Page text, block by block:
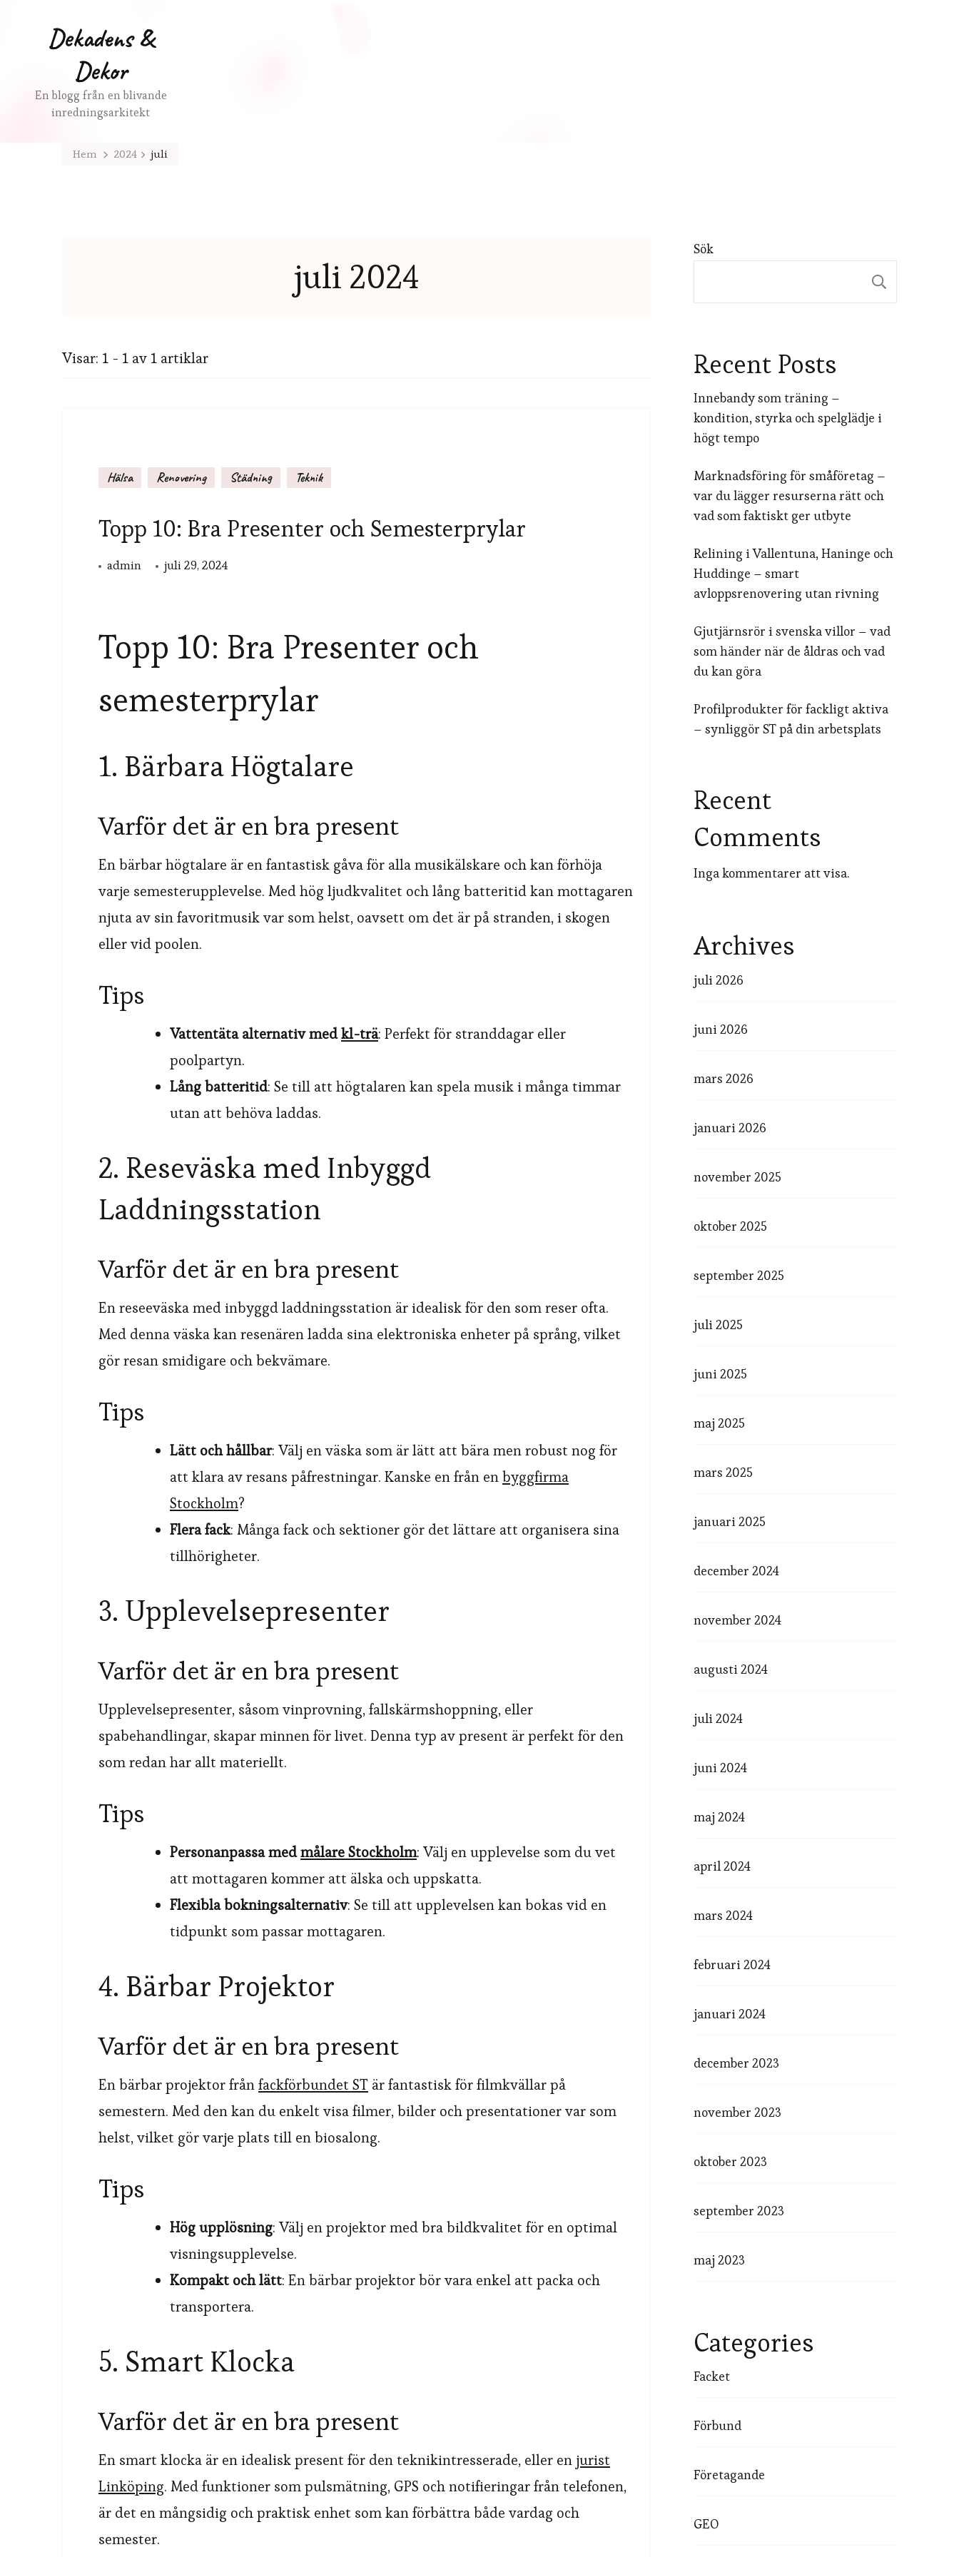
Dekadens &
Dekor
En blogg från en blivande
inredningsarkitekt
Hem 2024 juli
juli 2024
Visar: 1 - 1 av 1 artiklar
Hälsa Renovering Städning Teknik
Topp 10: Bra Presenter och Semesterprylar
admin juli 29, 2024
Topp 10: Bra Presenter och
semesterprylar
1. Bärbara Högtalare
Varför det är en bra present
En bärbar högtalare är en fantastisk gåva för alla musikälskare och kan förhöja
varje semesterupplevelse. Med hög ljudkvalitet och lång batteritid kan mottagaren
njuta av sin favoritmusik var som helst, oavsett om det är på stranden, i skogen
eller vid poolen.
Tips
Vattentäta alternativ medkl-trä: Perfekt för stranddagar eller
poolpartyn.
Lång batteritid: Se till att högtalaren kan spela musik i många timmar
utan att behöva laddas.
2. Reseväska med Inbyggd
Laddningsstation
Varför det är en bra present
En reseeväska med inbyggd laddningsstation är idealisk för den som reser ofta.
Med denna väska kan resenären ladda sina elektroniska enheter på språng, vilket
gör resan smidigare och bekvämare.
Tips
Lätt och hållbar: Välj en väska som är lätt att bära men robust nog för
att klara av resans påfrestningar. Kanske en från enbyggfirma
Stockholm?
Flera fack: Många fack och sektioner gör det lättare att organisera sina
tillhörigheter.
3. Upplevelsepresenter
Varför det är en bra present
Upplevelsepresenter, såsom vinprovning, fallskärmshoppning, eller
spabehandlingar, skapar minnen för livet. Denna typ av present är perfekt för den
som redan har allt materiellt.
Tips
Personanpassa medmålare Stockholm: Välj en upplevelse som du vet
att mottagaren kommer att älska och uppskatta.
Flexibla bokningsalternativ: Se till att upplevelsen kan bokas vid en
tidpunkt som passar mottagaren.
4. Bärbar Projektor
Varför det är en bra present
En bärbar projektor frånfackförbundet ST är fantastisk för filmkvällar på
semestern. Med den kan du enkelt visa filmer, bilder och presentationer var som
helst, vilket gör varje plats till en biosalong.
Tips
Hög upplösning: Välj en projektor med bra bildkvalitet för en optimal
visningsupplevelse.
Kompakt och lätt: En bärbar projektor bör vara enkel att packa och
transportera.
5. Smart Klocka
Varför det är en bra present
En smart klocka är en idealisk present för den teknikintresserade, eller en jurist
Linköping. Med funktioner som pulsmätning, GPS och notifieringar från telefonen,
är det en mångsidig och praktisk enhet som kan förbättra både vardag och
semester.
Sök
Recent Posts
Innebandy som träning –
kondition, styrka och spelglädje i
högt tempo
Marknadsföring för småföretag –
var du lägger resurserna rätt och
vad som faktiskt ger utbyte
Relining i Vallentuna, Haninge och
Huddinge – smart
avloppsrenovering utan rivning
Gjutjärnsrör i svenska villor – vad
som händer när de åldras och vad
du kan göra
Profilprodukter för fackligt aktiva
– synliggör ST på din arbetsplats
Recent
Comments
Inga kommentarer att visa.
Archives
juli 2026
juni 2026
mars 2026
januari 2026
november 2025
oktober 2025
september 2025
juli 2025
juni 2025
maj 2025
mars 2025
januari 2025
december 2024
november 2024
augusti 2024
juli 2024
juni 2024
maj 2024
april 2024
mars 2024
februari 2024
januari 2024
december 2023
november 2023
oktober 2023
september 2023
maj 2023
Categories
Facket
Förbund
Företagande
GEO